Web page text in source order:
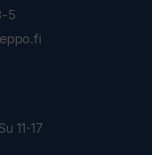
5
11-17